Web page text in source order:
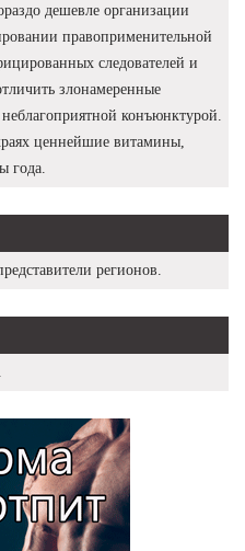
дешевле организации
правоприменительной
следователей и
злонамеренные
конъюнктурой.
ценнейшие витамины,
года.
регионов.